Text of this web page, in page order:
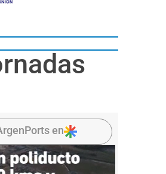
en